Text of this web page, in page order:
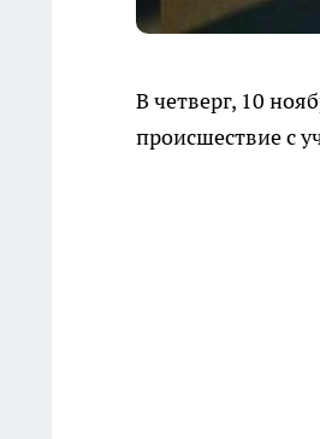
В четверг, 10
происшествие с